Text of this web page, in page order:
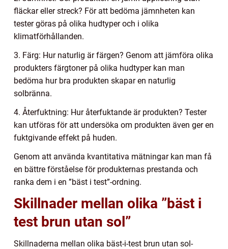
fläckar eller streck? För att bedöma jämnheten kan
tester göras på olika hudtyper och i olika
klimatförhållanden.
3. Färg: Hur naturlig är färgen? Genom att jämföra olika
produkters färgtoner på olika hudtyper kan man
bedöma hur bra produkten skapar en naturlig
solbränna.
4. Återfuktning: Hur återfuktande är produkten? Tester
kan utföras för att undersöka om produkten även ger en
fuktgivande effekt på huden.
Genom att använda kvantitativa mätningar kan man få
en bättre förståelse för produkternas prestanda och
ranka dem i en ”bäst i test”-ordning.
Skillnader mellan olika ”bäst i
test brun utan sol”
Skillnaderna mellan olika bäst-i-test brun utan sol-